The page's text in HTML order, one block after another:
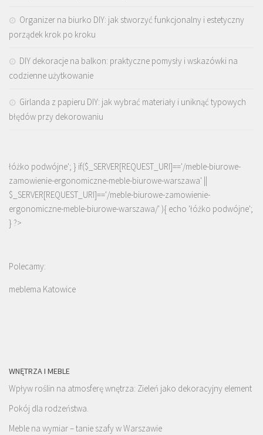
Organizer na biurko DIY: jak stworzyć funkcjonalny i estetyczny
porządek krok po kroku
DIY dekoracje na balkon: praktyczne pomysły i wskazówki na
codzienne użytkowanie
Girlanda z papieru DIY: jak wybrać materiały i uniknąć typowych
błędów przy dekorowaniu
łóżko podwójne'; } if($_SERVER[REQUEST_URI]=='/meble-biurowe-
zamowienie-ergonomiczne-meble-biurowe-warszawa' ||
$_SERVER[REQUEST_URI]=='/meble-biurowe-zamowienie-
ergonomiczne-meble-biurowe-warszawa/' ){ echo 'łóżko podwójne';
} ?>
Polecamy:
meblema Katowice
WNĘTRZA I MEBLE
Wpływ roślin na atmosferę wnętrza: Zieleń jako dekoracyjny element
Pokój dla rodzeństwa.
Meble na wymiar – tanie szafy w Warszawie